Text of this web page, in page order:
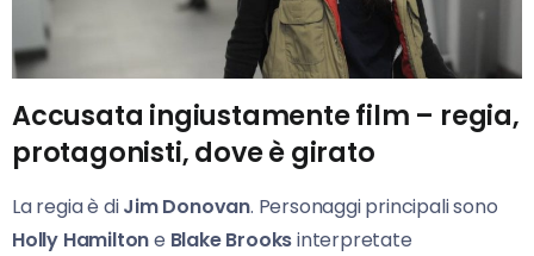
Accusata ingiustamente film – regia,
protagonisti, dove è girato
La regia è diJim Donovan. Personaggi principali sono
Holly Hamiltone Blake Brooksinterpretate